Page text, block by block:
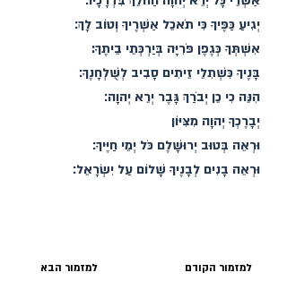
יְגִיעַ כַּפֶּיךָ כִּי תֹאכֵל אַשְׁרֶיךָ וְטוֹב לָךְ׃
אִשְׁתְּךָ כְּגֶפֶן פֹּרִיָּה בְּיַרְכְּתֵי בֵיתֶךָ:
בָּנֶיךָ כִּשְׁתִלֵי זֵיתִים סָבִיב לְשֻׁלְחָנֶךָ׃
הִנֵּה כִי כֵן יְבֹרַךְ גָּבֶר יְרֵא יְהוָה׃
יְבָרֶכְךָ יְהוָה מִצִּיּוֹן
וּרְאֵה בְּטוּב יְרוּשָׁלֶם כֹּל יְמֵי חַיֶּיךָ׃
וּרְאֵה בָנִים לְבָנֶיךָ שָׁלוֹם עַל יִשְׂרָאֵל׃
למזמור הבא למזמור הקודם